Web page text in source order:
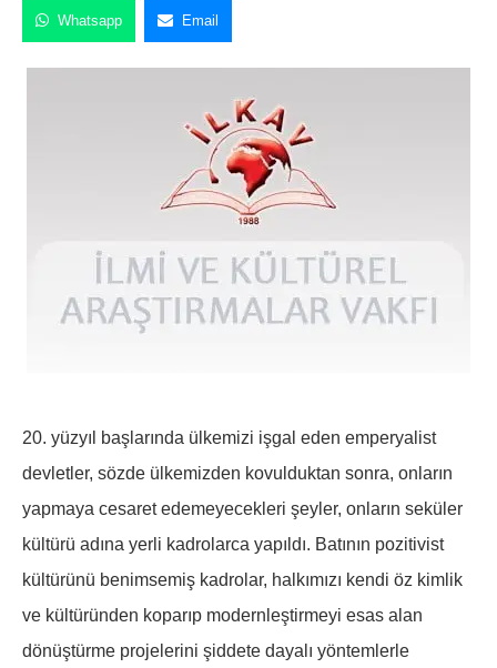
Whatsapp Email
20. yüzyıl başlarında ülkemizi işgal eden emperyalist
devletler, sözde ülkemizden kovulduktan sonra, onların
yapmaya cesaret edemeyecekleri şeyler, onların seküler
kültürü adına yerli kadrolarca yapıldı. Batının pozitivist
kültürünü benimsemiş kadrolar, halkımızı kendi öz kimlik
ve kültüründen koparıp modernleştirmeyi esas alan
dönüştürme projelerini şiddete dayalı yöntemlerle